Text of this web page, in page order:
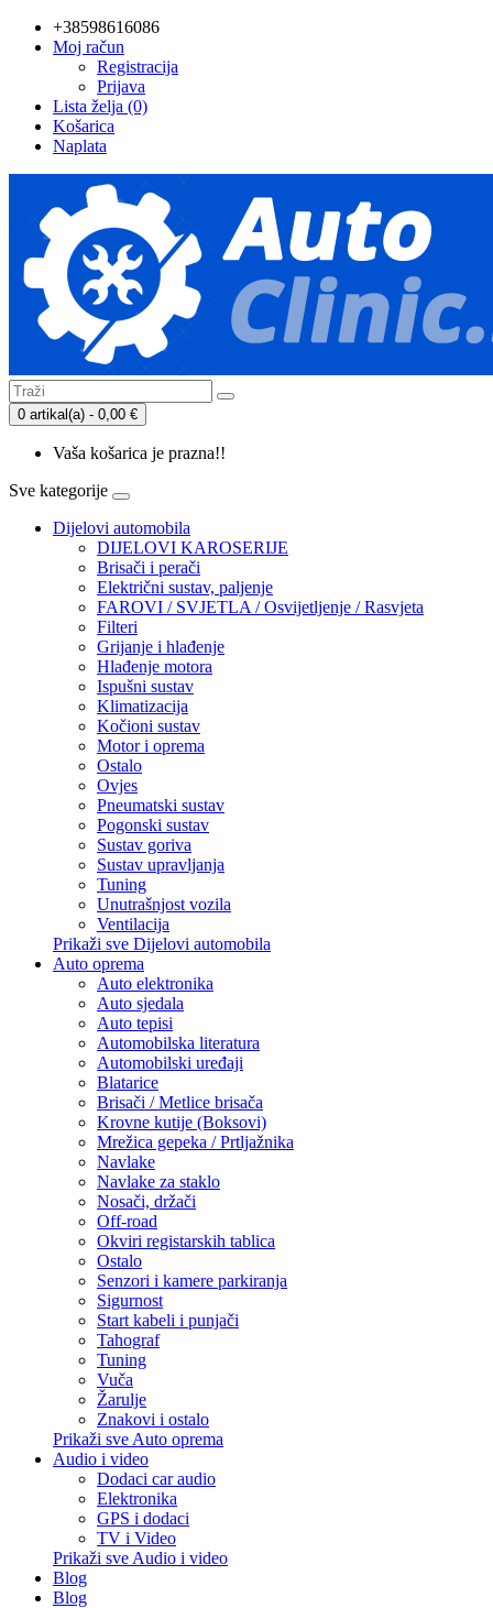
+38598616086
Moj račun
Registracija
Prijava
Lista želja (0)
Košarica
Naplata
0 artikal(a) - 0,00 €
Vaša košarica je prazna!!
Sve kategorije
Dijelovi automobila
DIJELOVI KAROSERIJE
Brisači i perači
Električni sustav, paljenje
FAROVI / SVJETLA / Osvijetljenje / Rasvjeta
Filteri
Grijanje i hlađenje
Hlađenje motora
Ispušni sustav
Klimatizacija
Kočioni sustav
Motor i oprema
Ostalo
Ovjes
Pneumatski sustav
Pogonski sustav
Sustav goriva
Sustav upravljanja
Tuning
Unutrašnjost vozila
Ventilacija
Prikaži sve Dijelovi automobila
Auto oprema
Auto elektronika
Auto sjedala
Auto tepisi
Automobilska literatura
Automobilski uređaji
Blatarice
Brisači / Metlice brisača
Krovne kutije (Boksovi)
Mrežica gepeka / Prtljažnika
Navlake
Navlake za staklo
Nosači, držači
Off-road
Okviri registarskih tablica
Ostalo
Senzori i kamere parkiranja
Sigurnost
Start kabeli i punjači
Tahograf
Tuning
Vuča
Žarulje
Znakovi i ostalo
Prikaži sve Auto oprema
Audio i video
Dodaci car audio
Elektronika
GPS i dodaci
TV i Video
Prikaži sve Audio i video
Blog
Blog